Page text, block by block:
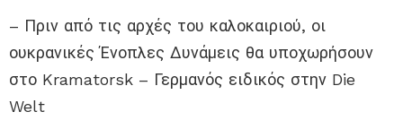
– Πριν από τις αρχές του καλοκαιριού, οι
ουκρανικές Ένοπλες Δυνάμεις θα υποχωρήσουν
στο Kramatorsk – Γερμανός ειδικός στην Die
Welt